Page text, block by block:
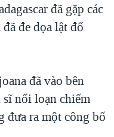
VIỆT NAM
HẢI SÂM
TỪ NÔNG THÔN MỸ
đã gặp các
đe dọa lật đổ
đã vào bên
nổi loạn chiếm
đưa ra một công bố